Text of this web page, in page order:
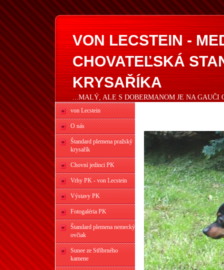
VON LECSTEIN -
CHOVATEĽSKÁ
KRYSAŘÍKA
...MALÝ, ALE S DOBERMANOM JE NA GAUČI
von Lecstein
O nás
Štandard plemena pražský
krysařík
Chovní jedinci PK
Vrhy PK - von Lecstein
Výstavy PK
Fotogaléria PK
Štandard plemena nemecký
ovčiak
Sunee ze Stříbrného
kamene